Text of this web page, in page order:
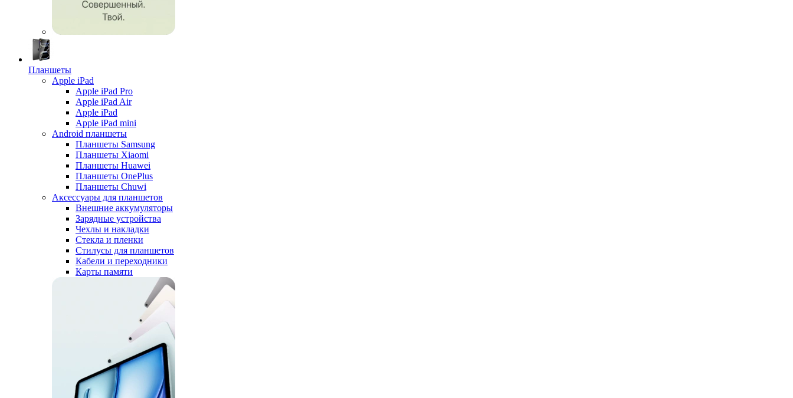
Планшеты
Apple iPad
Apple iPad Pro
Apple iPad Air
Apple iPad
Apple iPad mini
Android планшеты
Планшеты Samsung
Планшеты Xiaomi
Планшеты Huawei
Планшеты OnePlus
Планшеты Chuwi
Аксессуары для планшетов
Внешние аккумуляторы
Зарядные устройства
Чехлы и накладки
Стекла и пленки
Стилусы для планшетов
Кабели и переходники
Карты памяти